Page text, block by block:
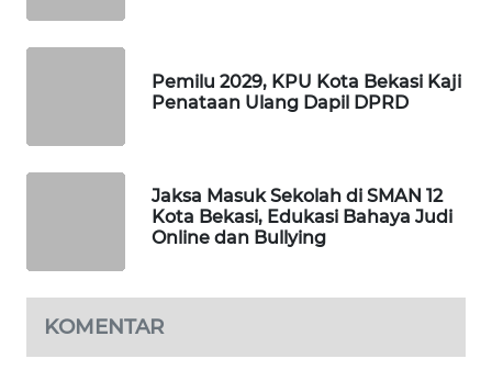
Pemilu 2029, KPU Kota Bekasi Kaji
Penataan Ulang Dapil DPRD
Jaksa Masuk Sekolah di SMAN 12
Kota Bekasi, Edukasi Bahaya Judi
Online dan Bullying
KOMENTAR
METRO
MEDAN
NEWS
KRT
NEWS